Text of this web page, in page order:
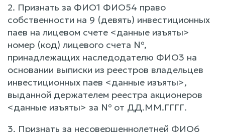
2. Признать за ФИО1 ФИО54 право
собственности на 9 (девять) инвестиционных
паев на лицевом счете <данные изъяты>
номер (код) лицевого счета №,
принадлежащих наследодателю ФИО3 на
основании выписки из реестров владельцев
инвестиционных паев <данные изъяты>,
выданной держателем реестра акционеров
<данные изъяты> за № от ДД.ММ.ГГГГ.
3. Признать за несовершеннолетней ФИО6